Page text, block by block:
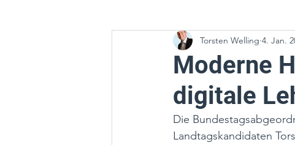
Moderne
digitale
Torsten Welling 4. Jan.
Die
Landtagskandidaten